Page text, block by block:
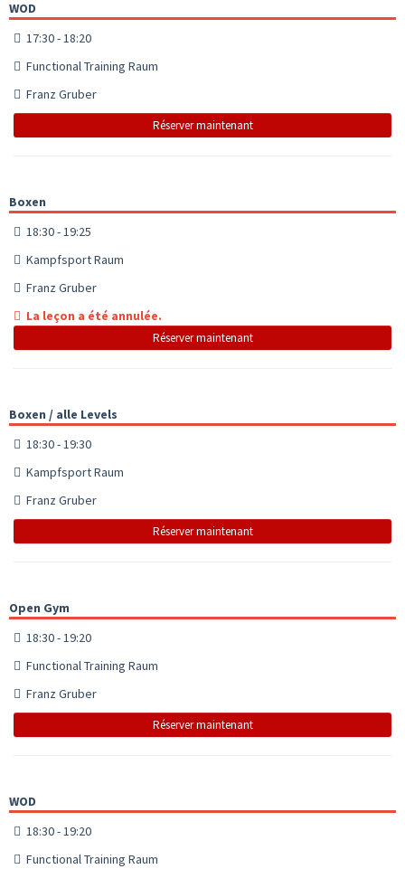
WOD
17:30 - 18:20
Functional Training Raum
Franz Gruber
Réserver maintenant
Boxen
18:30 - 19:25
Kampfsport Raum
Franz Gruber
La leçon a été annulée.
Réserver maintenant
Boxen / alle Levels
18:30 - 19:30
Kampfsport Raum
Franz Gruber
Réserver maintenant
Open Gym
18:30 - 19:20
Functional Training Raum
Franz Gruber
Réserver maintenant
WOD
18:30 - 19:20
Functional Training Raum